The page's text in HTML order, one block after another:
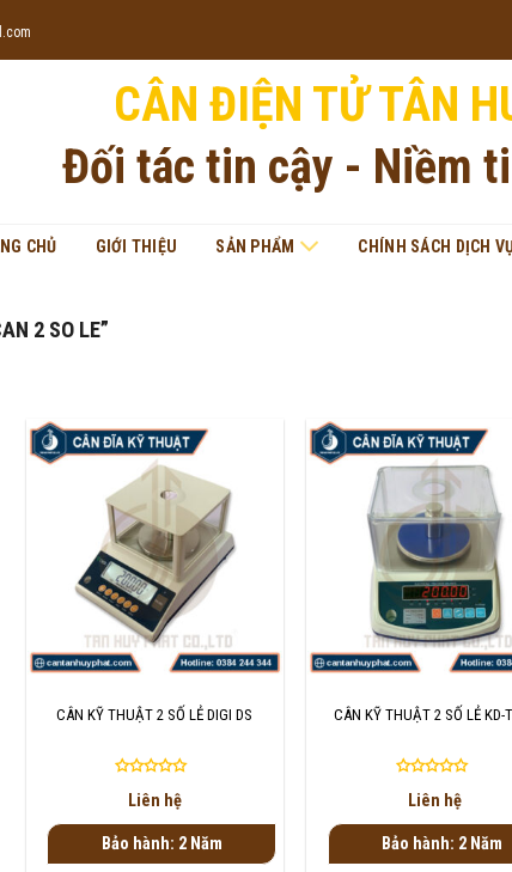
CÂN ĐIỆN TỬ TÂN
Đối tác tin cậy - Niềm
CHỦ GIỚI THIỆU SẢN PHẨM CHÍNH SÁCH DỊCH
2 SO LE”
+
CÂN KỸ THUẬT 2 SỐ LẺ DIGI DS
Được
hạng
0
Liên hệ
Bảo hành: 2 Năm
+
CÂN KỸ THUẬT 2 SỐ LẺ KD-
Được
hạng
0
Liên hệ
Bảo hành: 2 Năm